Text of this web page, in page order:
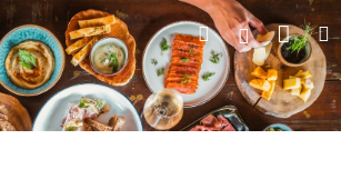
HledatPřihlášení